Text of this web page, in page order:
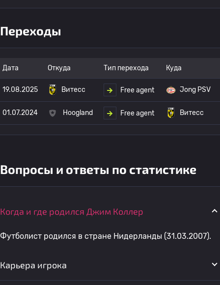
Переходы
Дата Откуда Тип перехода Куда
19.08.2025 Витесс Free agent Jong PSV
01.07.2024 Hoogland Free agent Витесс
Вопросы и ответы по статистике
Когда и где родился Джим Коллер
Футболист родился в стране Нидерланды (31.03.2007).
Карьера игрока